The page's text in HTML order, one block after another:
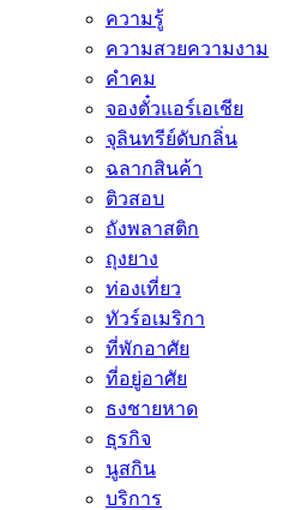
ความรู้
ความสวยความงาม
คำคม
จองตั๋วแอร์เอเชีย
จุลินทรีย์ดับกลิ่น
ฉลากสินค้า
ติวสอบ
ถังพลาสติก
ถุงยาง
ท่องเที่ยว
ทัวร์อเมริกา
ที่พักอาศัย
ที่อยู่อาศัย
ธงชายหาด
ธุรกิจ
นูสกิน
บริการ